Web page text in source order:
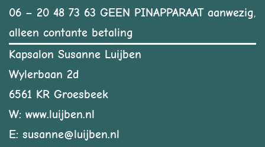
06 – 20 48 73 63 GEEN PINAPPARAAT aanwezig,
alleen contante betaling
Kapsalon Susanne Luijben
Wylerbaan 2d
6561 KR Groesbeek
W: www.luijben.nl
E: susanne@luijben.nl